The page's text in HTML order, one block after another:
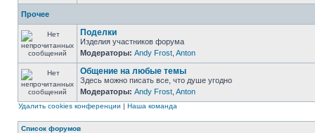
Прочее
Поделки
Изделия участников форума
Модераторы: Andy Frost Anton
Общение на любые темы
Здесь можно писать все, что душе угодно
Модераторы: Andy Frost Anton
Удалить cookies конференции | Наша команда
Список форумов